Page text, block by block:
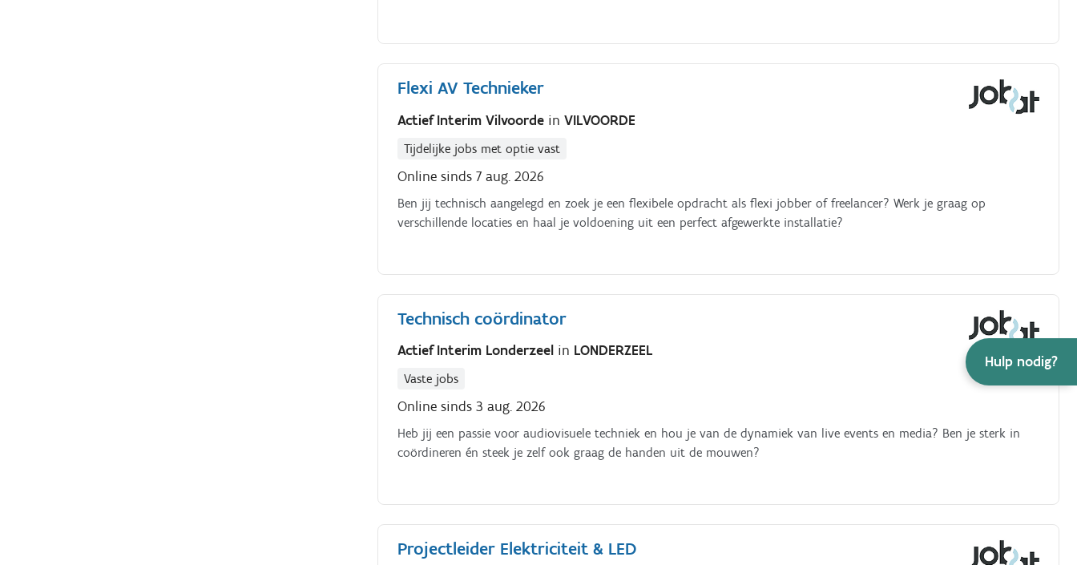
Hulp nodig?
Flexi AV Technieker
Actief Interim Vilvoorde inVILVOORDE
Tijdelijke jobs met optie vast
Online sinds 7 aug. 2026
Ben jij technisch aangelegd en zoek je een flexibele opdracht als flexi jobber of freelancer? Werk je graag op
verschillende locaties en haal je voldoening uit een perfect afgewerkte installatie?
Technisch coördinator
Actief Interim Londerzeel in LONDERZEEL
Vaste jobs
Online sinds 3 aug. 2026
Heb jij een passie voor audiovisuele techniek en hou je van de dynamiek van live events en media? Ben je sterk in
coördineren én steek je zelf ook graag de handen uit de mouwen?
Projectleider Elektriciteit & LED